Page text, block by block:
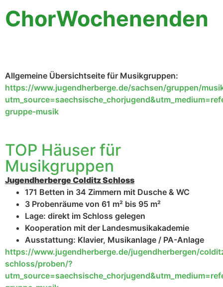
ChorWochenenden
Allgemeine Übersichtseite für Musikgruppen:
https://www.jugendherberge.de/sachsen/gruppen/
gruppe-musik
TOP Häuser für
Musikgruppen
Jugendherberge Colditz Schloss
171 Betten in 34 Zimmern mit Dusche & WC
3 Probenräume von 61 m² bis 95 m²
Lage: direkt im Schloss gelegen
Kooperation mit der Landesmusikakademie
Ausstattung: Klavier, Musikanlage / PA-Anlage
https://www.jugendherberge.de/jugendherbergen/
schloss/proben/?